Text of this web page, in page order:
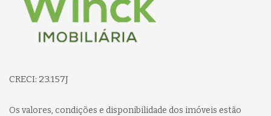
CRECI: 23.157J
Os valores, condições e disponibilidade dos imóveis estão